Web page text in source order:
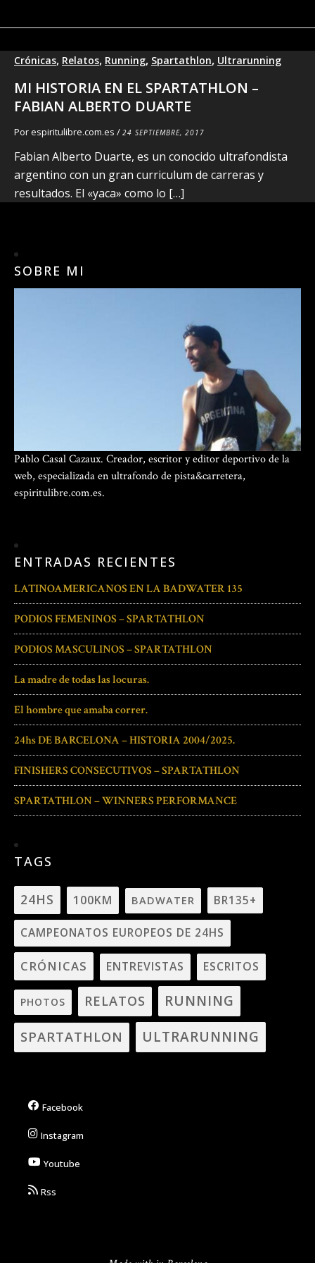
Crónicas, Relatos, Running, Spartathlon, Ultrarunning
MI HISTORIA EN EL SPARTATHLON –
FABIAN ALBERTO DUARTE
Porespiritulibre.com.es / 24 SEPTIEMBRE, 2017
Fabian Alberto Duarte, es un conocido ultrafondista
argentino con un gran curriculum de carreras y
resultados. El «yaca» como lo […]
SOBRE MI
Pablo Casal Cazaux. Creador, escritor y editor deportivo de la
web, especializada en ultrafondo de pista&carretera,
espiritulibre.com.es.
ENTRADAS RECIENTES
LATINOAMERICANOS EN LA BADWATER 135
PODIOS FEMENINOS – SPARTATHLON
PODIOS MASCULINOS – SPARTATHLON
La madre de todas las locuras.
El hombre que amaba correr.
24hs DE BARCELONA – HISTORIA 2004/2025.
FINISHERS CONSECUTIVOS – SPARTATHLON
SPARTATHLON – WINNERS PERFORMANCE
TAGS
24HS 100KM BADWATER BR135+
CAMPEONATOS EUROPEOS DE 24HS
CRÓNICAS ENTREVISTAS ESCRITOS
PHOTOS RELATOS RUNNING
SPARTATHLON ULTRARUNNING
Facebook
Instagram
Youtube
Rss